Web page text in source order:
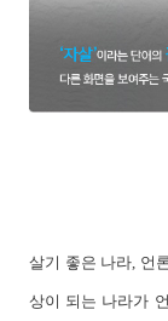
살기 좋은 나라, 언
상이 되는 나라가